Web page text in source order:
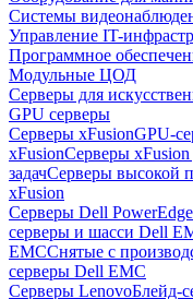
Системы
Управление IT-
Программное
Модульные ЦОД
Серверы для
GPU серверы
Серверы xFusionGPU-
xFusionСерверы
задачСерверы высокой
xFusion
Серверы Dell PowerEdge
серверы и шасси Dell
EMCСнятые с
серверы Dell EMC
Серверы LenovoБлейд-